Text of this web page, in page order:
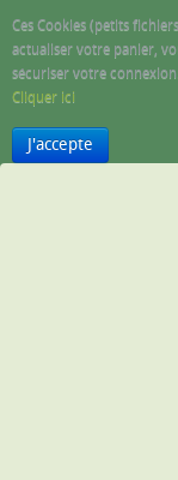
Ces Cookies (petits
actualiser votre panier,
sécuriser votre
Cliquer ici
J'accepte